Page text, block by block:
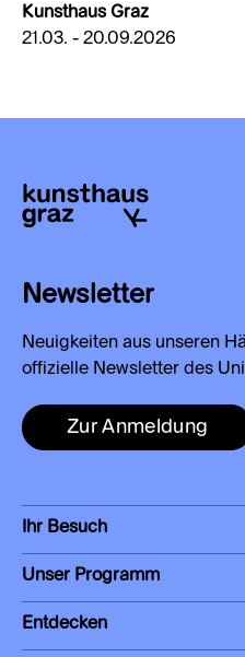
Kunsthaus Graz
21.03. - 20.09.2026
Newsletter
Neuigkeiten aus unseren
offizielle Newsletter des
Zur Anmeldung
Ihr Besuch
Unser Programm
Entdecken